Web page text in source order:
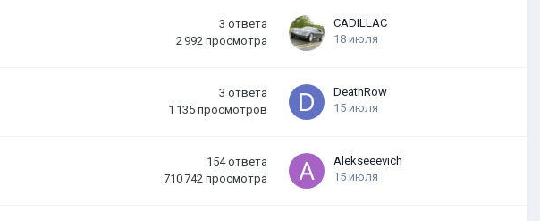
3 ответа
2 992 просмотра
CADILLAC
18 июля
3 ответа
1 135 просмотров
DeathRow
15 июля
154 ответа
710 742 просмотра
Alekseeevich
15 июля